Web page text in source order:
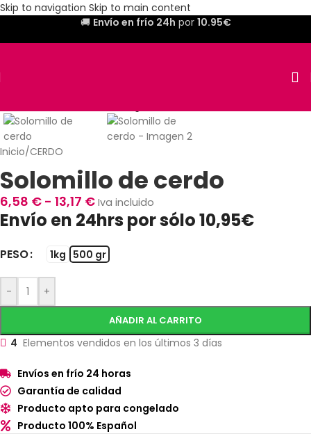
Skip to navigation Skip to main content
🚚 Envío en frío 24h por 10.95€
Inicio/CERDO
Solomillo de cerdo
6,58 € - 13,17 € Iva incluido
Envío en 24hrs por sólo 10,95€
PESO 1kg 500 gr
- +
AÑADIR AL CARRITO
4 Elementos vendidos en los últimos 3 días
Envíos en frío 24 horas
Garantía de calidad
Producto apto para congelado
Producto 100% Español